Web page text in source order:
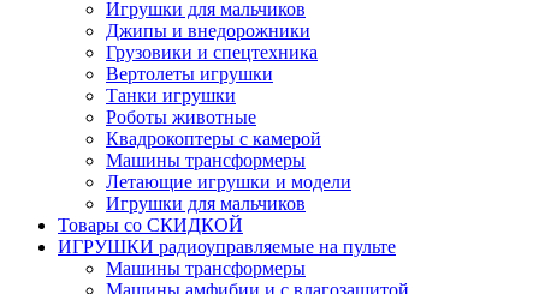
Игрушки для мальчиков
Джипы и внедорожники
Грузовики и спецтехника
Вертолеты игрушки
Танки игрушки
Роботы животные
Квадрокоптеры с камерой
Машины трансформеры
Летающие игрушки и модели
Игрушки для мальчиков
Товары со СКИДКОЙ
ИГРУШКИ радиоуправляемые на пульте
Машины трансформеры
Машины амфибии и с влагозащитой